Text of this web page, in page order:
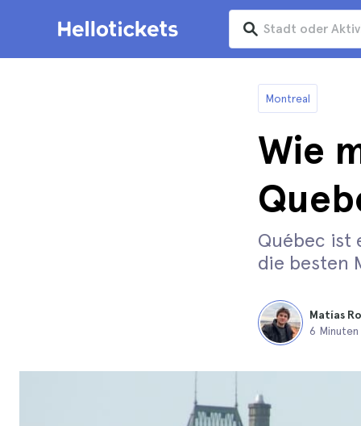
Montreal
Wie
Québec ist
die besten
Matías
6 Minuten